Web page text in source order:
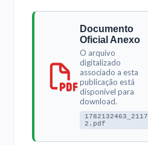
Documento
Oficial Anexo
O arquivo
digitalizado
associado a esta
publicação está
disponível para
download.
1782132463_2117
2.pdf